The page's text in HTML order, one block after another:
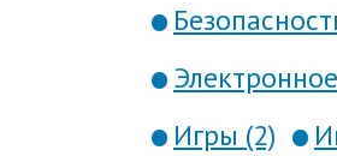
Игры (2)